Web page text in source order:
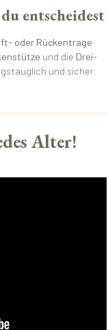
entscheidest
oder Rückentrage
und die Drei-
und sicher.
Alter!